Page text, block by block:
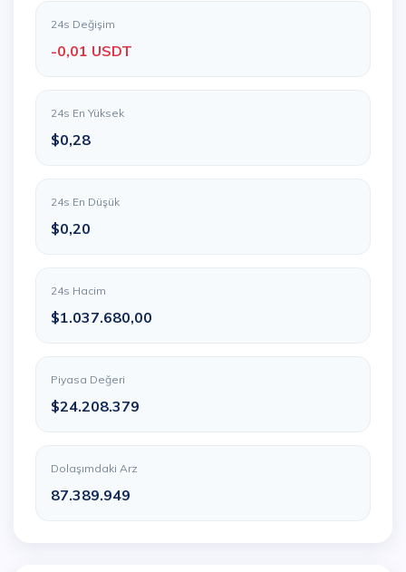
24s Değişim
-0,01 USDT
24s En Yüksek
$0,28
24s En Düşük
$0,20
24s Hacim
$1.037.680,00
Piyasa Değeri
$24.208.379
Dolaşımdaki Arz
87.389.949